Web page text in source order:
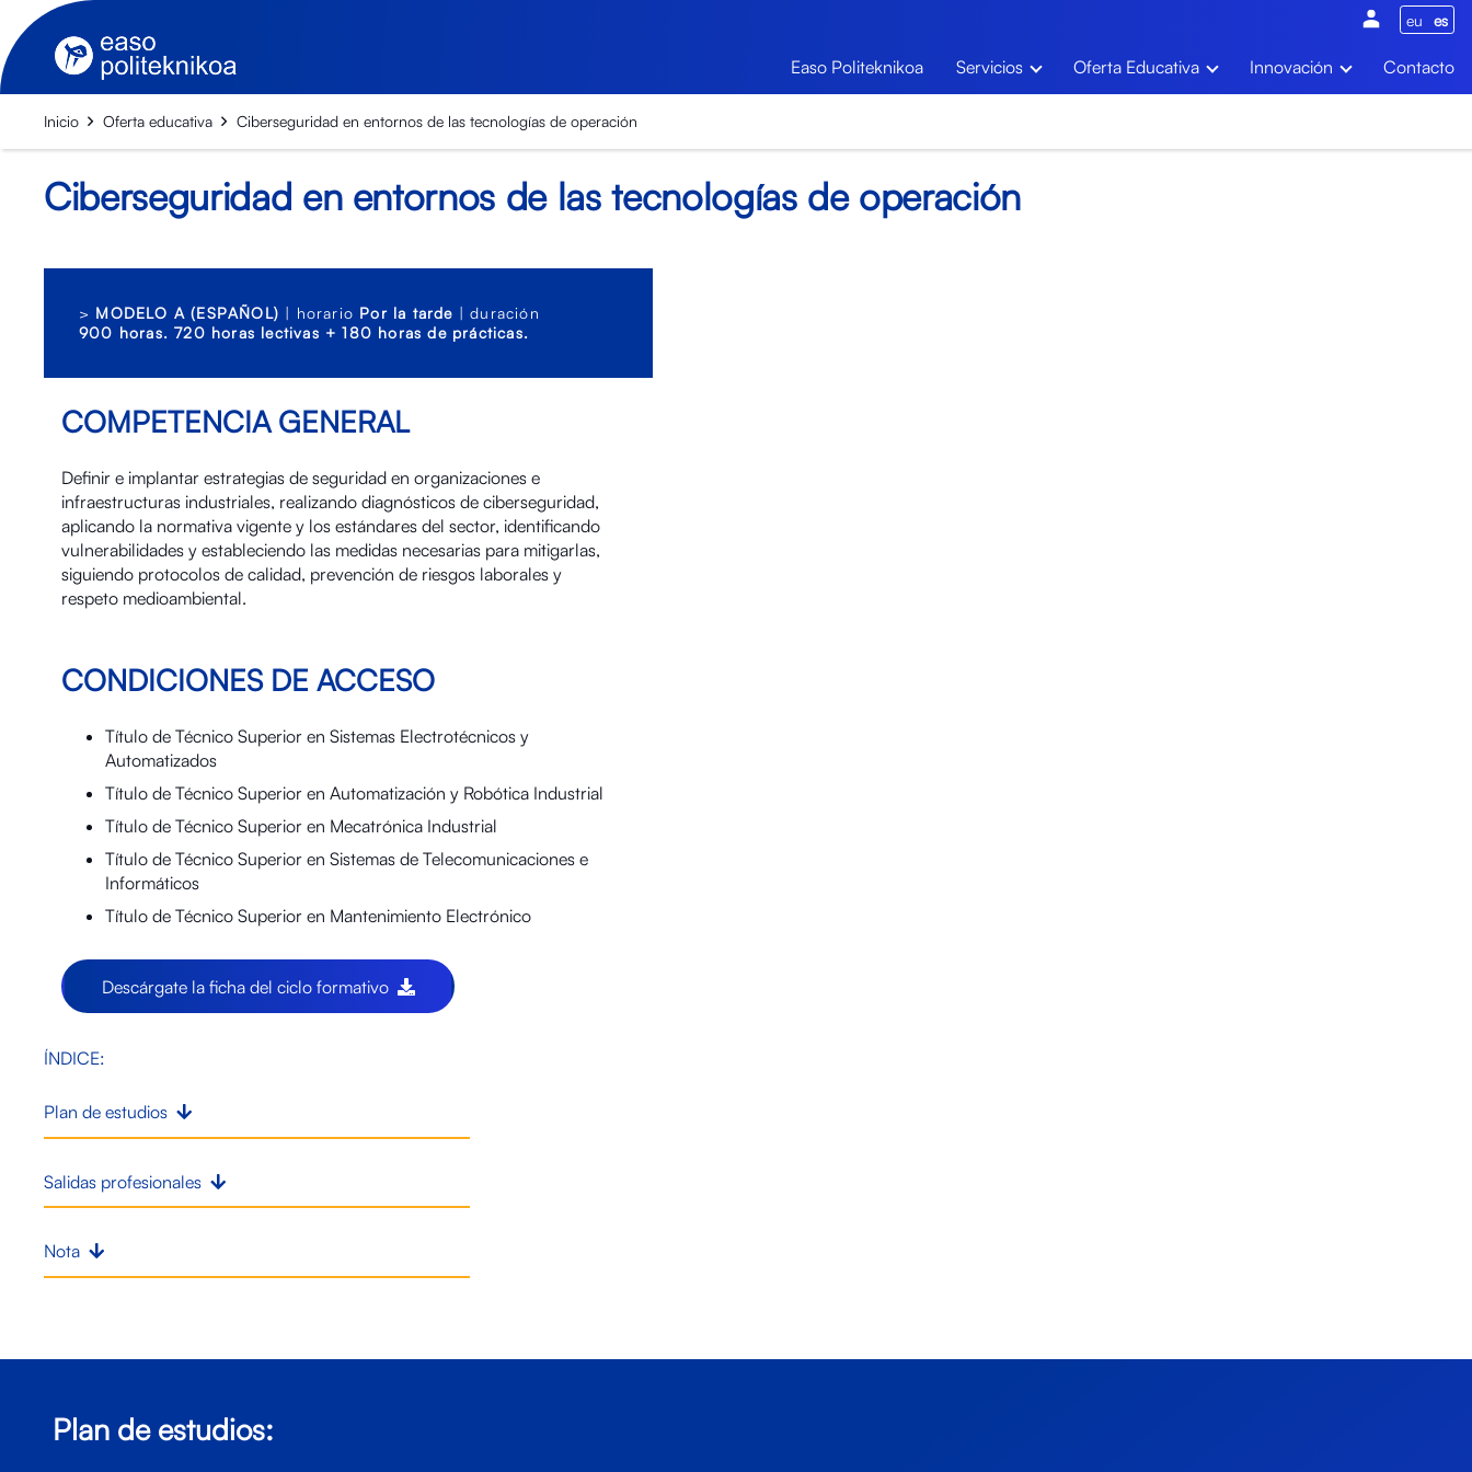
eu es
Easo Politeknikoa Servicios Oferta Educativa Innovación Contacto
Inicio Oferta educativa Ciberseguridad en entornos de las tecnologías de operación
Ciberseguridad en entornos de las tecnologías de operación
> MODELO A (ESPAÑOL) | horario Por la tarde | duración
900 horas. 720 horas lectivas + 180 horas de prácticas.
COMPETENCIA GENERAL
Definir e implantar estrategias de seguridad en organizaciones e
infraestructuras industriales, realizando diagnósticos de ciberseguridad,
aplicando la normativa vigente y los estándares del sector, identificando
vulnerabilidades y estableciendo las medidas necesarias para mitigarlas,
siguiendo protocolos de calidad, prevención de riesgos laborales y
respeto medioambiental.
CONDICIONES DE ACCESO
Título de Técnico Superior en Sistemas Electrotécnicos y
Automatizados
Título de Técnico Superior en Automatización y Robótica Industrial
Título de Técnico Superior en Mecatrónica Industrial
Título de Técnico Superior en Sistemas de Telecomunicaciones e
Informáticos
Título de Técnico Superior en Mantenimiento Electrónico
Descárgate la ficha del ciclo formativo
ÍNDICE:
Plan de estudios
Salidas profesionales
Nota
Plan de estudios: